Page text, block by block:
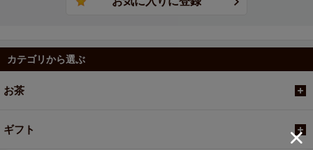
カテゴリから選ぶ
お茶
ギフト